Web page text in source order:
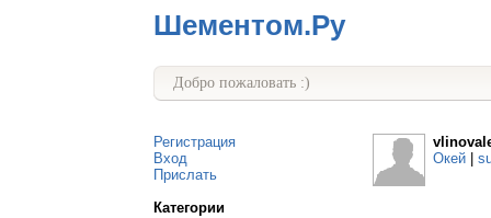
Шементом.Ру
Добро пожаловать :)
Регистрация
Вход
Прислать
Категории
Окей